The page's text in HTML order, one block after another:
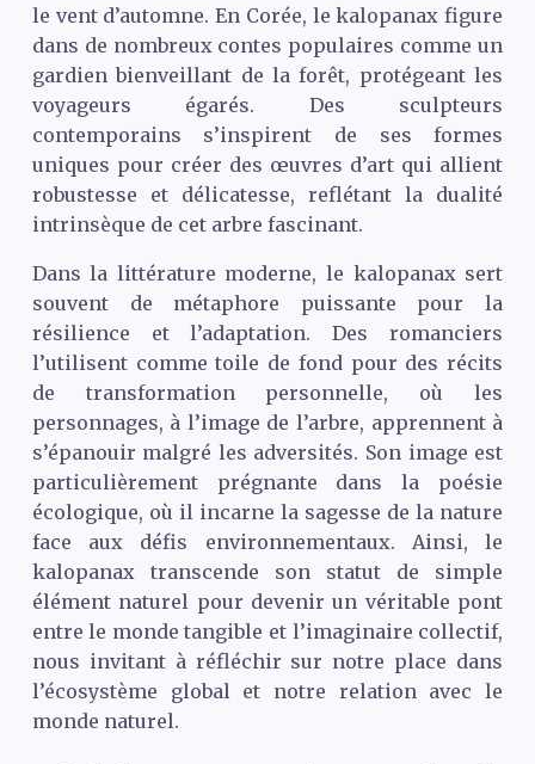
le vent d’automne. En Corée, le kalopanax figure
dans de nombreux contes populaires comme un
gardien bienveillant de la forêt, protégeant les
voyageurs égarés. Des sculpteurs
contemporains s’inspirent de ses formes
uniques pour créer des œuvres d’art qui allient
robustesse et délicatesse, reflétant la dualité
intrinsèque de cet arbre fascinant.
Dans la littérature moderne, le kalopanax sert
souvent de métaphore puissante pour la
résilience et l’adaptation. Des romanciers
l’utilisent comme toile de fond pour des récits
de transformation personnelle, où les
personnages, à l’image de l’arbre, apprennent à
s’épanouir malgré les adversités. Son image est
particulièrement prégnante dans la poésie
écologique, où il incarne la sagesse de la nature
face aux défis environnementaux. Ainsi, le
kalopanax transcende son statut de simple
élément naturel pour devenir un véritable pont
entre le monde tangible et l’imaginaire collectif,
nous invitant à réfléchir sur notre place dans
l’écosystème global et notre relation avec le
monde naturel.